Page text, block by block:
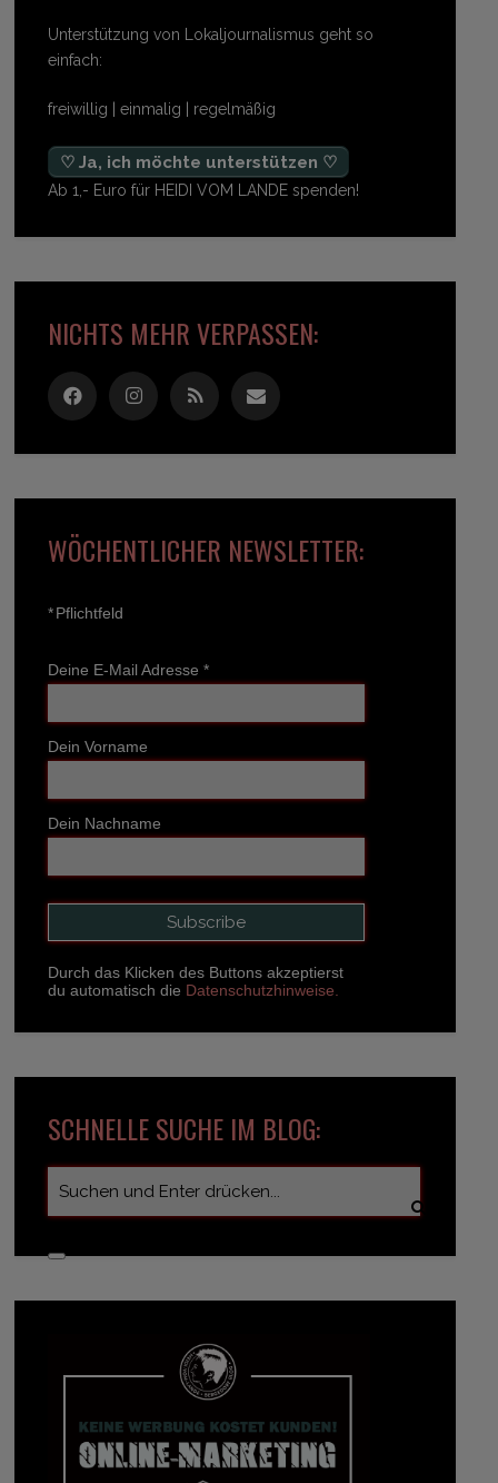
Unterstützung von Lokaljournalismus geht so
einfach:
freiwillig | einmalig | regelmäßig
♡ Ja, ich möchte unterstützen ♡
Ab 1,- Euro für HEIDI VOM LANDE spenden!
NICHTS MEHR VERPASSEN:
WÖCHENTLICHER NEWSLETTER:
*Pflichtfeld
Deine E-Mail Adresse *
Dein Vorname
Dein Nachname
Durch das Klicken des Buttons akzeptierst
du automatisch die Datenschutzhinweise.
SCHNELLE SUCHE IM BLOG: